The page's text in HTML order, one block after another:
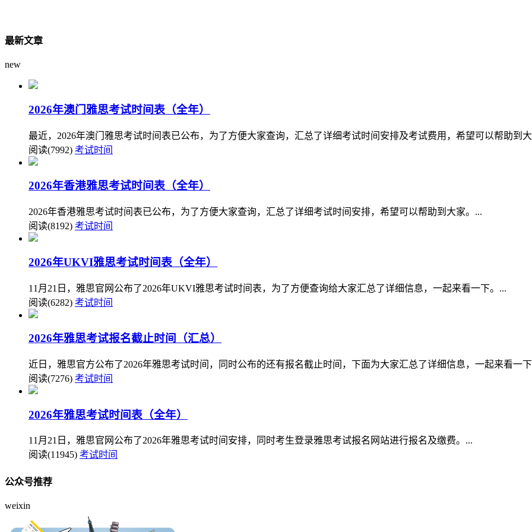
最新文章
new
2026年澳门雅思考试时间表（全年）
最近，2026年澳门雅思考试时间表已公布，为了方便大家查询，汇总了详细考试时间安排及考试费用，希望可以帮助到
阅读(7992) 考试时间
2026年香港雅思考试时间表（全年）
2026年香港雅思考试时间表已公布，为了方便大家查询，汇总了详细考试时间安排，希望可以帮助到大家。...
阅读(8192) 考试时间
2026年UKVI雅思考试时间表（全年）
11月21日，雅思官网公布了2026年UKVI雅思考试时间表，为了方便查询给大家汇总了详细信息，一起来看一下。...
阅读(6282) 考试时间
2026年雅思考试报名截止时间（汇总）
近日，雅思官方公布了2026年雅思考试时间，同时公布的还有报名截止时间，下面为大家汇总了详细信息，一起来看一
阅读(7276) 考试时间
2026年雅思考试时间表（全年）
11月21日，雅思官网公布了2026年雅思考试时间安排，同时考生登录雅思考试报名网站进行报名及缴费。...
阅读(11945) 考试时间
公众号推荐
weixin